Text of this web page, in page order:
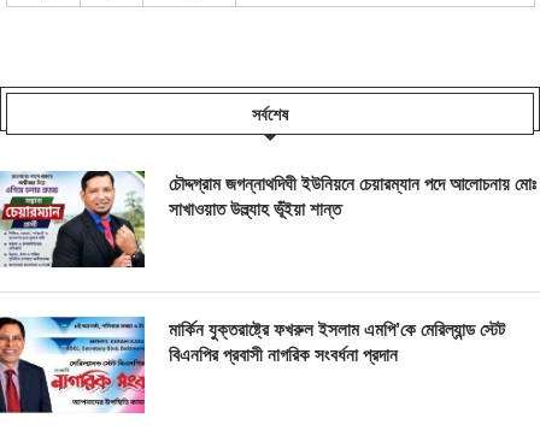
সর্বশেষ
চৌদ্দগ্রাম জগন্নাথদিঘী ইউনিয়নে চেয়ারম্যান পদে আলোচনায় মোঃ
সাখাওয়াত উল্ল্যাহ ভূঁইয়া শান্ত
মার্কিন যুক্তরাষ্ট্রে ফখরুল ইসলাম এমপি’কে মেরিল্যান্ড স্টেট
বিএনপির প্রবাসী নাগরিক সংবর্ধনা প্রদান